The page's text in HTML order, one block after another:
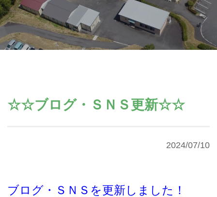
☆☆ブログ・ＳＮＳ更新☆☆
2024/07/10
ブログ・ＳＮＳを更新しました！